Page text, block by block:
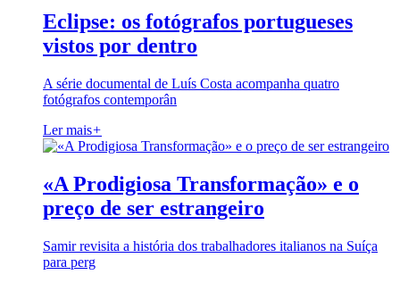
Eclipse: os fotógrafos portugueses
vistos por dentro
A série documental de Luís Costa acompanha quatro
fotógrafos contemporân
Ler mais+
«A Prodigiosa Transformação» e o
preço de ser estrangeiro
Samir revisita a história dos trabalhadores italianos na Suíça
para perg